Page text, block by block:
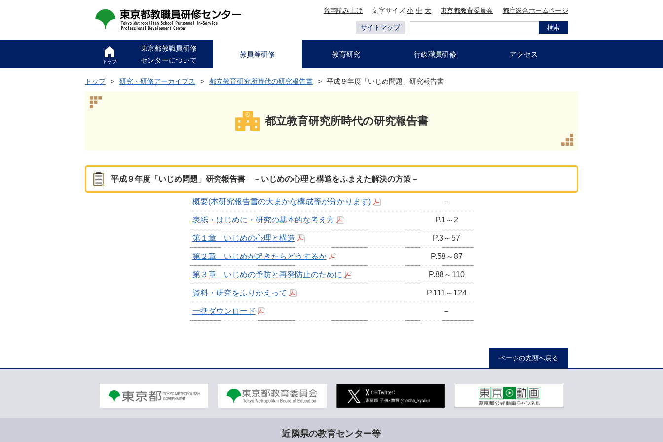
音声読み上げ 文字サイズ小 中 大 東京都教育委員会 都庁総合ホームページ
サイトマップ
トップ
東京都教職員研修
センターについて
教員等研修 教育研究 行政職員研修 アクセス
トップ 研究・研修アーカイブス 都立教育研究所時代の研究報告書 平成９年度「いじめ問題」研究報告書
都立教育研究所時代の研究報告書
平成９年度「いじめ問題」研究報告書 －いじめの心理と構造をふまえた解決の方策－
概要(本研究報告書の大まかな構成等が分かります) －
表紙・はじめに・研究の基本的な考え方 P.1～2
第１章 いじめの心理と構造 P.3～57
第２章 いじめが起きたらどうするか P.58～87
第３章 いじめの予防と再発防止のために P.88～110
資料・研究をふりかえって P.111～124
一括ダウンロード －
ページの先頭へ戻る
近隣県の教育センター等